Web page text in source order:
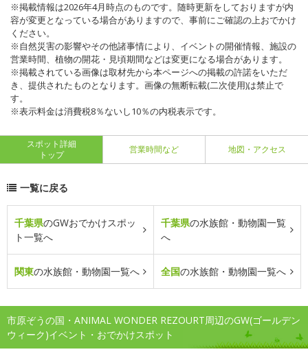
※掲載情報は2026年4月時点のものです。随時更新をしておりますが内
容が変更となっている場合がありますので、事前にご確認の上おでかけ
ください。
※自然災害の影響やその他諸事情により、イベントの開催情報、施設の
営業時間、植物の開花・見頃期間などは変更になる場合があります。
※掲載されている画像は取材先から本ページへの掲載の許諾をいただ
き、提供されたものとなります。画像の無断転載(二次使用)は禁止で
す。
※表示料金は消費税8％ないし10％の内税表示です。
スポット詳細
トップ
営業時間など 地図・アクセス
一覧に戻る
千葉県のGWおでかけスポッ
ト一覧へ
千葉県の水族館・動物園一覧
へ
関東の水族館・動物園一覧へ 全国の水族館・動物園一覧へ
市原ぞうの国・ANIMAL WONDER REZOURT周辺のGW(ゴールデン
ウィーク)イベント・おでかけスポット